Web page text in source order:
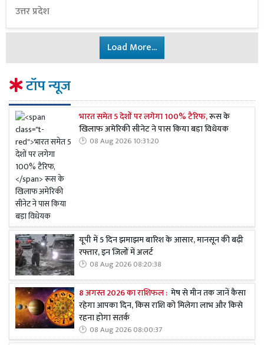
उत्तर प्रदेश
Load More...
टॉप न्यूज
भारत समेत 5 देशों पर लगेगा 100% टैरिफ,रूस के
खिलाफ अमेरिकी सीनेट ने पास किया बड़ा विधेयक
08 Aug 2026 10:31:20
यूपी में 5 दिन झमाझम बारिश के आसार, मानसून की बढ़ी
रफ्तार, इन जिलों में अलर्ट
08 Aug 2026 08:20:38
8 अगस्त 2026 का राशिफल : मेष से मीन तक जानें कैसा
रहेगा आपका दिन, किस राशि को मिलेगा लाभ और किसे
रहना होगा सतर्क
08 Aug 2026 08:00:37